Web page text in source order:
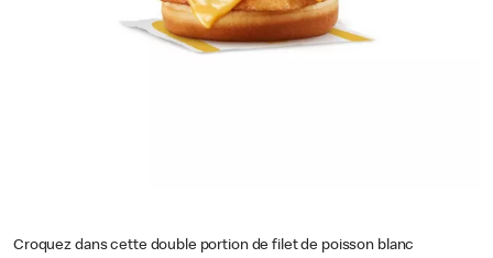
Croquez dans cette double portion de filet de poisson blanc